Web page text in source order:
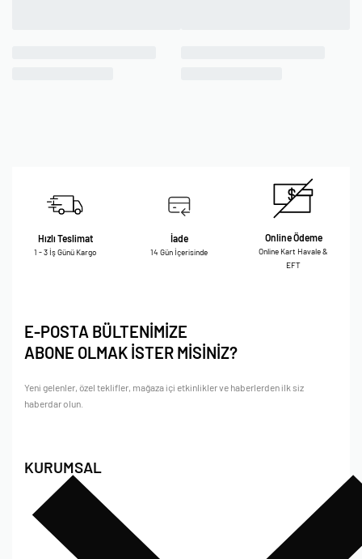
Hızlı Teslimat
1 - 3 İş Günü Kargo
İade
14 Gün İçerisinde
Online Ödeme
Online Kart Havale &
EFT
KURUMSAL
E-POSTA BÜLTENİMİZE
ABONE OLMAK İSTER MİSİNİZ?
Yeni gelenler, özel teklifler, mağaza içi etkinlikler ve haberlerden ilk siz
haberdar olun.